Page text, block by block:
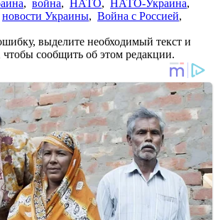
, война, НАТО, НАТО-Украина,
новости Украины, Война с Россией,
выделите необходимый текст и
сообщить об этом редакции.